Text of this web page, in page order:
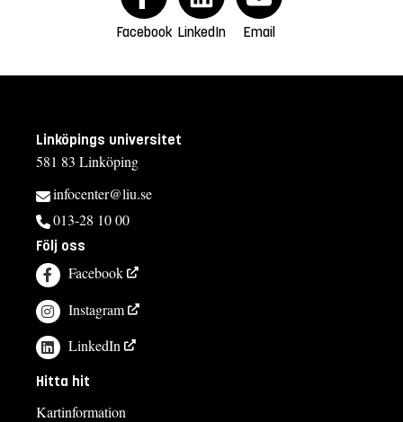
Facebook LinkedIn Email
Linköpings universitet
581 83 Linköping
infocenter@liu.se
013-28 10 00
Följ oss
Facebook
Instagram
LinkedIn
Hitta hit
Kartinformation